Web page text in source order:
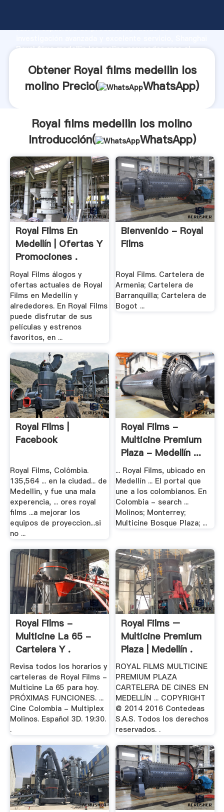
fuerte capacidad de producción, fuerza de
Royal films medellin los molino proveedor crea el
Obtener Royal films medellin los
molino Precio(
WhatsApp)
Royal films medellin los molino
Introducción(
WhatsApp)
Royal Films En
Medellín | Ofertas Y
Promociones .
Royal Films álogos y
ofertas actuales de Royal
Films en Medellín y
alrededores. En Royal Films
puede disfrutar de sus
películas y estrenos
favoritos, en ...
Bienvenido - Royal
Films
Royal Films. Cartelera de
Armenia; Cartelera de
Barranquilla; Cartelera de
Bogot ...
Royal Films |
Facebook
Royal Films, Colômbia.
135,564 ... en la ciudad... de
Medellin, y fue una mala
experencia, ... ores royal
films ...a mejorar los
equipos de proyeccion...si
no ...
Royal Films -
Multicine Premium
Plaza - Medellín ...
... Royal Films, ubicado en
Medellín ... El portal que
une a los colombianos. En
Colombia - search ...
Molinos; Monterrey;
Multicine Bosque Plaza; ...
Royal Films -
Multicine La 65 -
Cartelera Y .
Revisa todos los horarios y
carteleras de Royal Films -
Multicine La 65 para hoy.
PRÓXIMAS FUNCIONES. ...
Cine Colombia - Multiplex
Molinos. Español 3D. 19:30.
.
Royal Films –
Multicine Premium
Plaza | Medellín .
ROYAL FILMS MULTICINE
PREMIUM PLAZA
CARTELERA DE CINES EN
MEDELLÍN ... COPYRIGHT
@ 2014 2016 Contedeas
S.A.S. Todos los derechos
reservados. .